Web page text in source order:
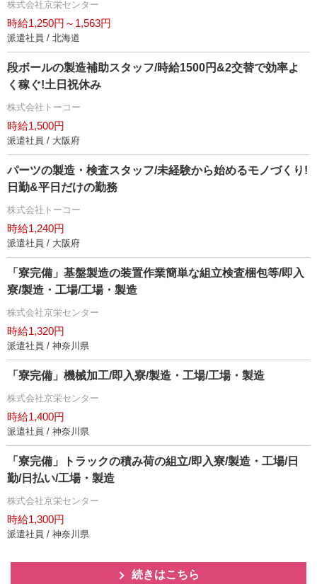
株式会社京栄センター
時給1,250円～1,563円
派遣社員 / 北海道
段ボールの製造補助スタッフ/時給1500円&2交替で効率よ
く稼ぐ!土日祝休み
株式会社トーコー
時給1,500円
派遣社員 / 大阪府
パーツの製造・検査スタッフ/未経験から始めるモノづくり!
日勤&平日だけの勤務
株式会社トーコー
時給1,240円
派遣社員 / 大阪府
「寮完備」基盤製造の装置作業簡単な組立検査梱包等/即入
寮/製造・工場/工場・製造
株式会社京栄センター
時給1,320円
派遣社員 / 神奈川県
「寮完備」機械加工/即入寮/製造・工場/工場・製造
株式会社京栄センター
時給1,400円
派遣社員 / 神奈川県
「寮完備」トラックの積み荷の組立/即入寮/製造・工場/日
勤/日払い/工場・製造
株式会社京栄センター
時給1,300円
派遣社員 / 神奈川県
続きはこちら